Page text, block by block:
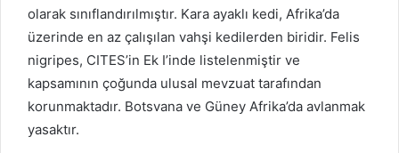
olarak sınıflandırılmıştır. Kara ayaklı kedi, Afrika’da
üzerinde en az çalışılan vahşi kedilerden biridir. Felis
nigripes, CITES’in Ek I’inde listelenmiştir ve
kapsamının çoğunda ulusal mevzuat tarafından
korunmaktadır. Botsvana ve Güney Afrika’da avlanmak
yasaktır.